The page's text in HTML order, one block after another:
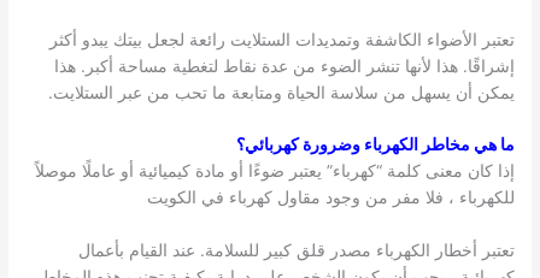
تعتبر الأضواء الكاشفة وتمديدات الستلايت رائعة لجعل بيتك يبدو أكثر
إشراقًا. هذا لأنها تنشر الضوء من عدة نقاط لتغطية مساحة أكبر. هذا
يمكن أن يسهل من سلاسة الحياة ومتابعة ما تحب من عبر الستلايت.
ما هي مخاطر الكهرباء وضرورة كهربائي؟
إذا كان معنى كلمة “كهرباء” يعتبر ضوءًا أو مادة كيميائية أو عاملًا موصلاً
للكهرباء ، فلا مفر من وجود مقاول كهرباء في الكويت
تعتبر أخطار الكهرباء مصدر قلق كبير للسلامة. عند القيام بأعمال